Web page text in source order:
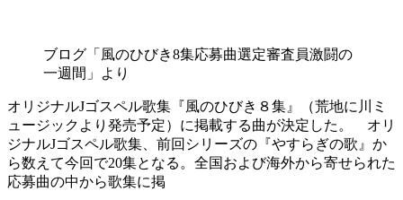
ブログ「風のひびき8集応募曲選定審査員激闘の
一週間」より
オリジナルJゴスペル歌集『風のひびき８集』（荒地に川ミ
ュージックより発売予定）に掲載する曲が決定した。 オリ
ジナルJゴスペル歌集、前回シリーズの『やすらぎの歌』か
ら数えて今回で20集となる。全国および海外から寄せられた
応募曲の中から歌集に掲